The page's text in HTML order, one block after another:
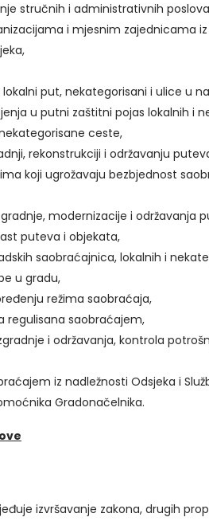
stručnih i administrativnih
i mjesnim zajednicama
put, nekategorisani i ulice u
u putni zaštitni pojas lokalnih i
ceste,
rekonstrukciji i održavanju
koji ugrožavaju bezbjednost
modernizacije i održavanja
puteva i objekata,
saobraćajnica, lokalnih i
u gradu,
režima saobraćaja,
regulisana saobraćajem,
i održavanja, kontrola
iz nadležnosti Odsjeka i
Gradonačelnika.
izvršavanje zakona, drugih